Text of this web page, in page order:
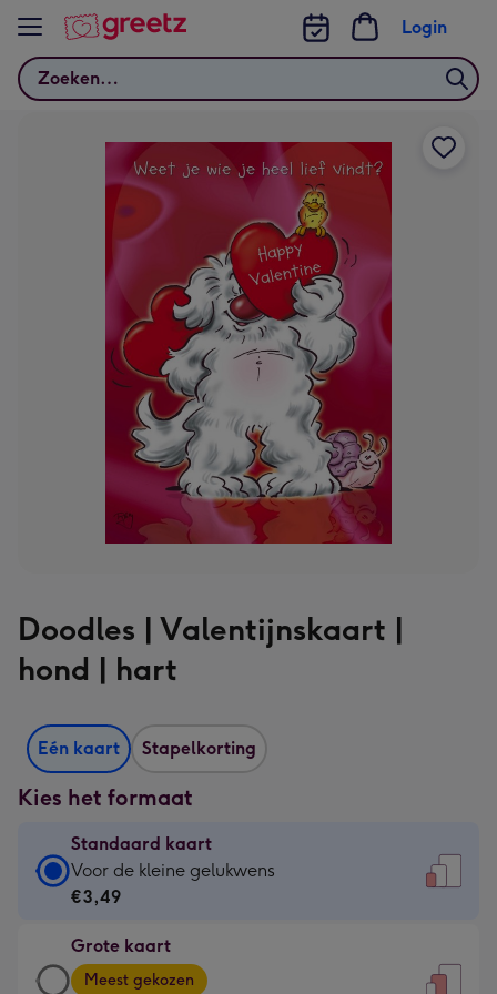
Bekijk meer
Zoeken
Login
Doodles | Valentijnskaart |
hond | hart
Eén kaart Stapelkorting
Kies het formaat
Standaard kaart
Standaard
kaart
€3,49
-
Voor de kleine gelukwens
€3,49
Grote kaart
Grote
Meest gekozen